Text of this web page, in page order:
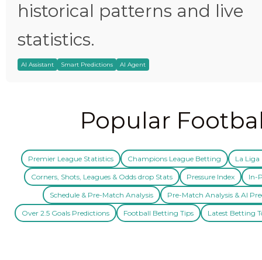
historical patterns and live
statistics.
AI Assistant Smart Predictions AI Agent
Popular
Premier League Statistics Champions League Betting La Liga
Corners, Shots, Leagues & Odds drop Stats Pressure Index In-
Schedule & Pre-Match Analysis Pre-Match Analysis & AI
Over 2.5 Goals Predictions Football Betting Tips Latest Betting